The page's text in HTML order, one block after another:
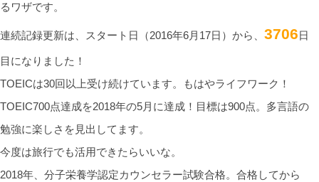
るワザです。
連続記録更新は、スタート日（2016年6月17日）から、 3706日
目になりました！
TOEICは30回以上受け続けています。もはやライフワーク！
TOEIC700点達成を2018年の5月に達成！目標は900点。多言語の
勉強に楽しさを見出してます。
今度は旅行でも活用できたらいいな。
2018年、分子栄養学認定カウンセラー試験合格。合格してから